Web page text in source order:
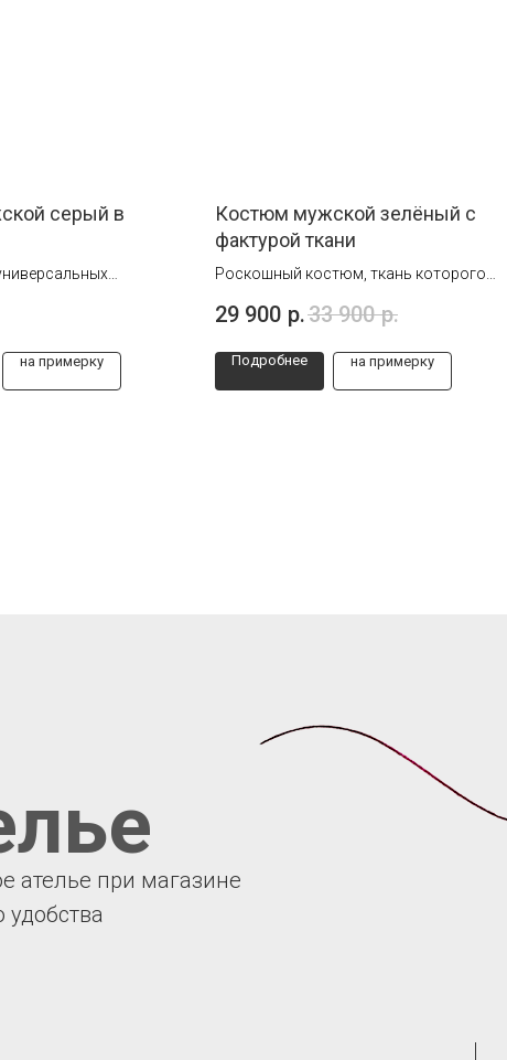
серый в
и на празднике в нем
на примерку
Костюм мужской зелёный с
фактурой ткани
Роскошный костюм, ткань которого
придает образу дополнительную
уникальным.
29 900 р.33 900 р.
Подробнее на примерку
ателье при магазине